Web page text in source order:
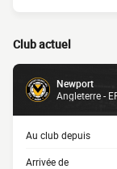
Club actuel
Newport
Angleterre -
Au club depuis
Arrivée de